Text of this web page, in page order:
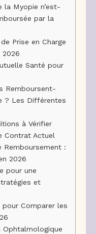
la Myopie n’est-
par la
Prise en Charge
2026
Santé pour
Remboursent-
? Les Différentes
à Vérifier
Contrat Actuel
Remboursement :
2026
pour une
et
Comparer les
Ophtalmologique